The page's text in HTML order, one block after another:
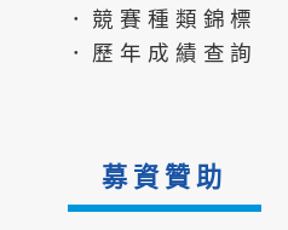
．競賽種類錦標
．歷年成績查詢
募資贊助